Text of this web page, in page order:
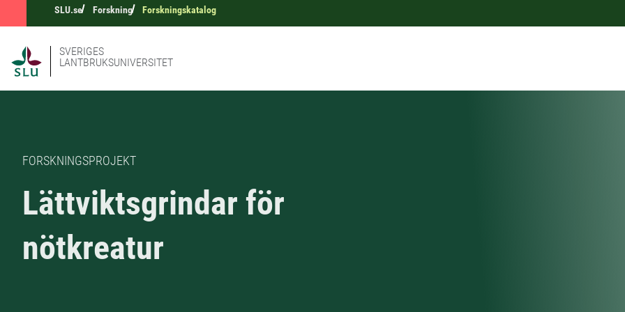
SLU.se Forskning Forskningskatalog
SVERIGES
LANTBRUKSUNIVERSITET
FORSKNINGSPROJEKT
Lättviktsgrindar för
nötkreatur